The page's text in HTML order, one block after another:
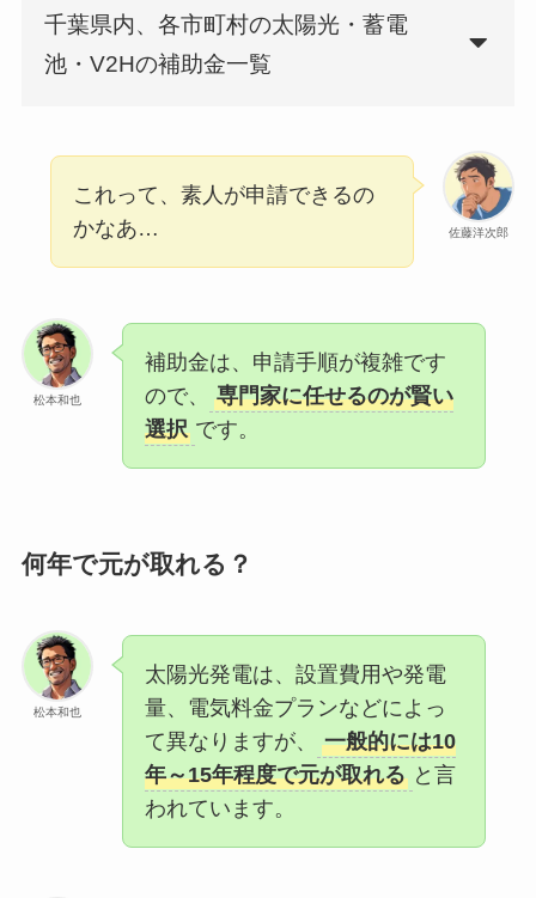
千葉県内、各市町村の太陽光・蓄電
池・V2Hの補助金一覧
佐藤洋次郎
これって、素人が申請できるの
かなあ…
松本和也
補助金は、申請手順が複雑です
ので、
専門家に任せるのが賢い
選択 です。
何年で元が取れる？
松本和也
太陽光発電は、設置費用や発電
量、電気料金プランなどによっ
て異なりますが、
一般的には10
年～15年程度で元が取れる と言
われています。